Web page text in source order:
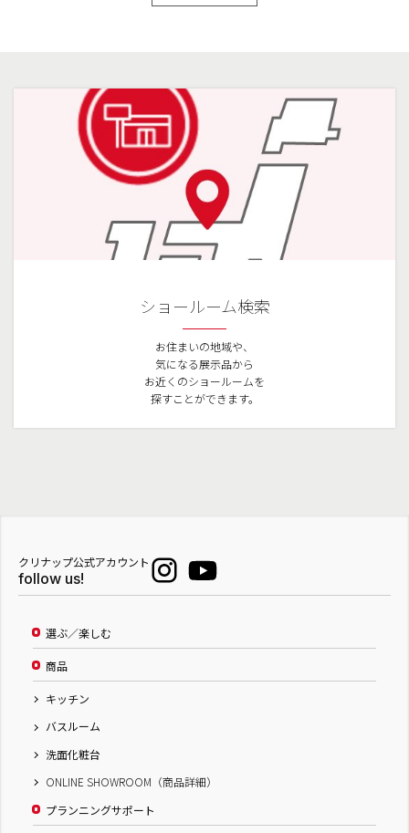
ショールーム検索
お住まいの地域や、
気になる展示品から
お近くのショールームを
探すことができます。
クリナップ公式アカウント
follow us!
選ぶ／楽しむ
商品
キッチン
バスルーム
洗面化粧台
ONLINE SHOWROOM（商品詳細）
プランニングサポート